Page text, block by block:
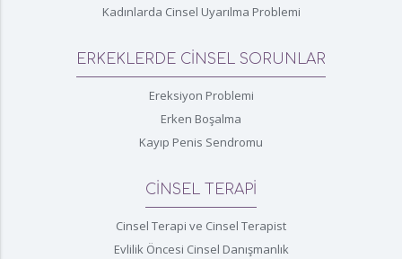
Kadınlarda Cinsel Uyarılma Problemi
ERKEKLERDE CİNSEL SORUNLAR
Ereksiyon Problemi
Erken Boşalma
Kayıp Penis Sendromu
CİNSEL TERAPİ
Cinsel Terapi ve Cinsel Terapist
Evlilik Öncesi Cinsel Danışmanlık